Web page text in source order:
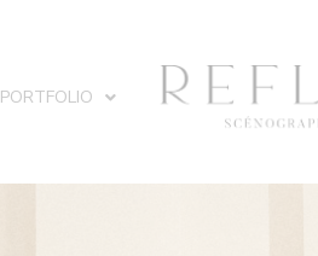
PORTFOLIO